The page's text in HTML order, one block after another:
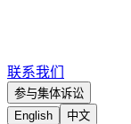
联系我们
参与集体诉讼
English
中文